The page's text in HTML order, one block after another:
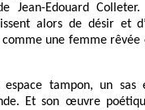
Jean-Edouard
alors de désir et
une femme rêvée
tampon, un sas
Et son œuvre